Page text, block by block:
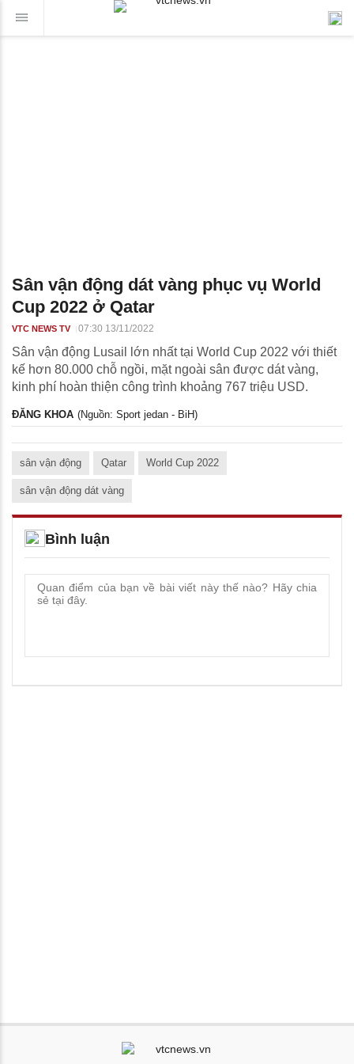
Sân vận động dát vàng phục vụ World
Cup 2022 ở Qatar
VTC NEWS TV 07:30 13/11/2022
Sân vận động Lusail lớn nhất tại World Cup 2022 với thiết
kế hơn 80.000 chỗ ngồi, mặt ngoài sân được dát vàng,
kinh phí hoàn thiện công trình khoảng 767 triệu USD.
ĐĂNG KHOA (Nguồn: Sport jedan - BiH)
sân vận động Qatar World Cup 2022
sân vận động dát vàng
Bình luận